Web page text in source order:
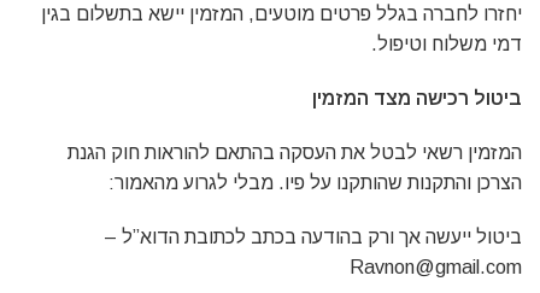
יחזרו לחברה בגלל פרטים מוטעים, המזמין יישא בתשלום בגין
דמי משלוח וטיפול.
ביטול רכישה מצד המזמין
המזמין רשאי לבטל את העסקה בהתאם להוראות חוק הגנת
הצרכן והתקנות שהותקנו על פיו. מבלי לגרוע מהאמור:
ביטול ייעשה אך ורק בהודעה בכתב לכתובת הדוא”ל –
Ravnon@gmail.com